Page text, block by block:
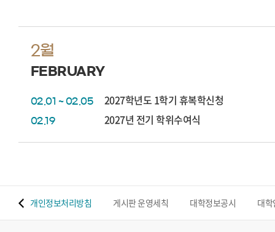
2월
FEBRUARY
02.01 ~ 02.05 2027학년도 1학기 휴복학신청
02.19 2027년 전기 학위수여식
개인정보처리방침 게시판 운영세칙 대학정보공시 대